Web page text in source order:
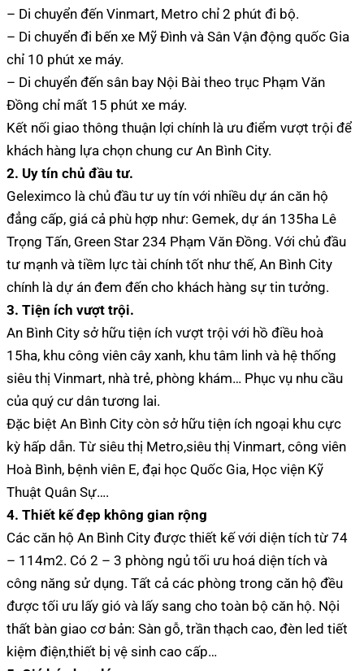
– Di chuyển đến Vinmart, Metro chỉ 2 phút đi bộ.
– Di chuyển đi bến xe Mỹ Đình và Sân Vận động quốc Gia
chỉ 10 phút xe máy.
– Di chuyển đến sân bay Nội Bài theo trục Phạm Văn
Đồng chỉ mất 15 phút xe máy.
Kết nối giao thông thuận lợi chính là ưu điểm vượt trội để
khách hàng lựa chọn chung cư An Bình City.
2. Uy tín chủ đầu tư.
Geleximco là chủ đầu tư uy tín với nhiều dự án căn hộ
đẳng cấp, giá cả phù hợp như: Gemek, dự án 135ha Lê
Trọng Tấn, Green Star 234 Phạm Văn Đồng. Với chủ đầu
tư mạnh và tiềm lực tài chính tốt như thế, An Bình City
chính là dự án đem đến cho khách hàng sự tin tưởng.
3. Tiện ích vượt trội.
An Bình City sở hữu tiện ích vượt trội với hồ điều hoà
15ha, khu công viên cây xanh, khu tâm linh và hệ thống
siêu thị Vinmart, nhà trẻ, phòng khám… Phục vụ nhu cầu
của quý cư dân tương lai.
Đặc biệt An Bình City còn sở hữu tiện ích ngoại khu cực
kỳ hấp dẫn. Từ siêu thị Metro,siêu thị Vinmart, công viên
Hoà Bình, bệnh viên E, đại học Quốc Gia, Học viện Kỹ
Thuật Quân Sự….
4. Thiết kế đẹp không gian rộng
Các căn hộ An Bình City được thiết kế với diện tích từ 74
– 114m2. Có 2 – 3 phòng ngủ tối ưu hoá diện tích và
công năng sử dụng. Tất cả các phòng trong căn hộ đều
được tối ưu lấy gió và lấy sang cho toàn bộ căn hộ. Nội
thất bàn giao cơ bản: Sàn gỗ, trần thạch cao, đèn led tiết
kiệm điện,thiết bị vệ sinh cao cấp…